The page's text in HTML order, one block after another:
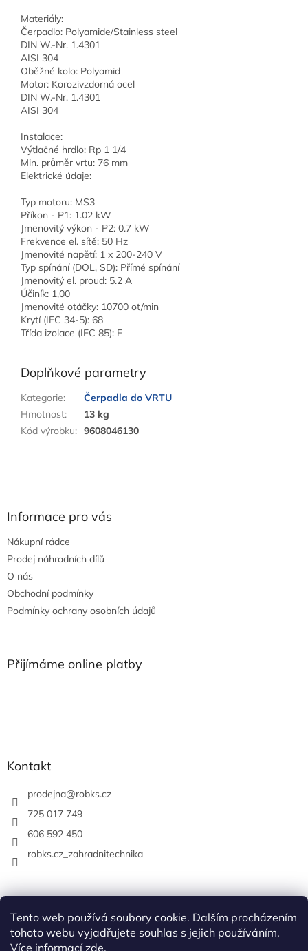
Tento web používá soubory cookie. Dalším procházením
tohoto webu vyjadřujete souhlas s jejich používáním.
Více informacízde.
Materiály:
Čerpadlo: Polyamide/Stainless steel
DIN W.-Nr. 1.4301
AISI 304
Oběžné kolo: Polyamid
Motor: Korozivzdorná ocel
DIN W.-Nr. 1.4301
AISI 304
Instalace:
Výtlačné hrdlo: Rp 1 1/4
Min. průměr vrtu: 76 mm
Elektrické údaje:
Typ motoru: MS3
Příkon - P1: 1.02 kW
Jmenovitý výkon - P2: 0.7 kW
Frekvence el. sítě: 50 Hz
Jmenovité napětí: 1 x 200-240 V
Typ spínání (DOL, SD): Přímé spínání
Jmenovitý el. proud: 5.2 A
Účiník: 1,00
Jmenovité otáčky: 10700 ot/min
Krytí (IEC 34-5): 68
Třída izolace (IEC 85): F
Doplňkové parametry
Kategorie:
Čerpadla do VRTU
Hmotnost:
13 kg
Kód výrobku: 9608046130
Informace pro vás
Nákupní rádce
Prodej náhradních dílů
O nás
Obchodní podmínky
Podmínky ochrany osobních údajů
Přijímáme online platby
Kontakt
prodejna@robks.cz
725 017 749
606 592 450
robks.cz_zahradnitechnika